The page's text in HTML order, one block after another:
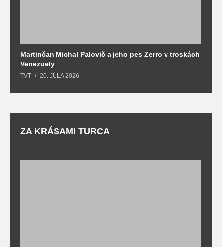
Martinčan Michal Palovič a jeho pes Zerro v troskách
Venezuely
TVT 20. JÚLA 2026
ZA KRÁSAMI TURCA